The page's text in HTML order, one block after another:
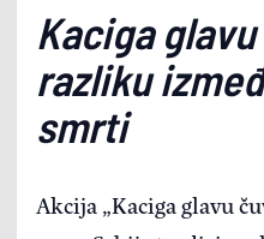
Kaciga
razliku
smrti
Akcija „Kaciga glavu